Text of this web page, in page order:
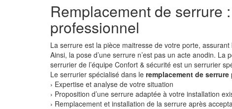
Remplacement de serrure
professionnel
La serrure est la pièce maitresse de votre porte,
Ainsi, la pose d’une serrure n’est pas un acte anodin.
serrurier de l’équipe Confort & sécurité est un serrurier
Le serrurier spécialisé dans le remplacement de serrure
› Expertise et analyse de votre situation
› Proposition d’une serrure adaptée à votre installation
› Remplacement et installation de la serrure après